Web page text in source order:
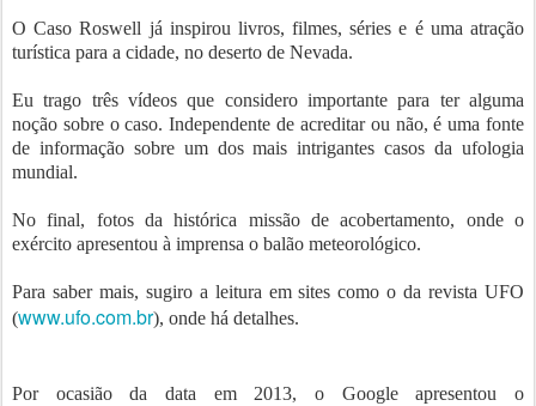
O Caso Roswell já inspirou livros, filmes, séries e é uma atração
turística para a cidade, no deserto de Nevada.
Eu trago três vídeos que considero importante para ter alguma
noção sobre o caso. Independente de acreditar ou não, é uma fonte
de informação sobre um dos mais intrigantes casos da ufologia
mundial.
No final, fotos da histórica missão de acobertamento, onde o
exército apresentou à imprensa o balão meteorológico.
Para saber mais, sugiro a leitura em sites como o da revista UFO
(www.ufo.com.br), onde há detalhes.
Por ocasião da data em 2013, o Google apresentou o